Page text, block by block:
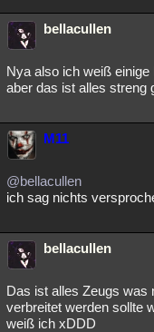
bellacullen
Nya also ich weiß
aber das ist alles streng
M11
@bellacullen
ich sag nichts
bellacullen
Das ist alles Zeugs was
verbreitet werden sollte
weiß ich xDDD